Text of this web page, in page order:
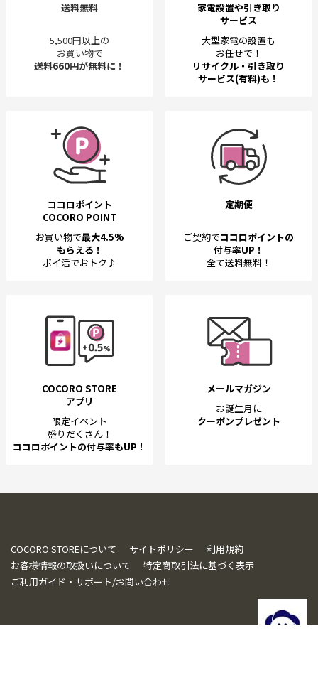
送料無料
5,500円以上の
お買い物で
送料660円が無料に！
家電設置や引き取り
サービス
大型家電の設置も
お任せで！
リサイクル・引き取り
サービス(有料)も！
ココロポイント
COCORO POINT
お買い物で最大4.5%
もらえる！
ポイ活でおトク♪
定期便
ご契約でココロポイントの
付与率UP！
全て送料無料！
COCORO STORE
アプリ
限定イベント
盛りだくさん！
ココロポイントの付与率もUP！
メールマガジン
お誕生月に
クーポンプレゼント
COCORO STOREについて サイトポリシー
利用規約
お客様情報の取扱いについて
特定商取引法に基づく表示
ご利用ガイド・サポート/お問い合わせ